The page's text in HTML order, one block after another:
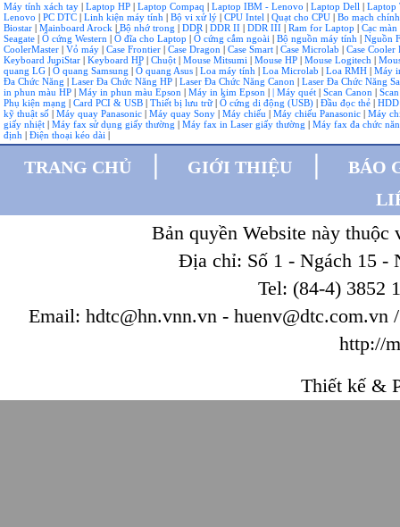
Máy tính xách tay | Laptop HP | Laptop Compaq | Laptop IBM - Lenovo | Laptop Dell | Laptop
Lenovo | PC DTC | Linh kiện máy tính | Bộ vi xử lý | CPU Intel | Quạt cho CPU | Bo mạch
Biostar | Mainboard Arock | Bộ nhớ trong | DDR | DDR II | DDR III | Ram for Laptop | Cạc
Seagate | Ổ cứng Western | Ổ đĩa cho Laptop | Ổ cứng cắm ngoài | Bộ nguồn máy tính | Nguồn
CoolerMaster | Vỏ máy | Case Frontier | Case Dragon | Case Smart | Case Microlab | Case Cooler
Keyboard JupiStar | Keyboard HP | Chuột | Mouse Mitsumi | Mouse HP | Mouse Logitech |
quang LG | Ổ quang Samsung | Ổ quang Asus | Loa máy tính | Loa Microlab | Loa RMH | Máy
Đa Chức Năng | Laser Đa Chức Năng HP | Laser Đa Chức Năng Canon | Laser Đa Chức Năng
in phun màu HP | Máy in phun màu Epson | Máy in kim Epson | | Máy quét | Scan Canon |
Phụ kiện mạng | Card PCI & USB | Thiết bị lưu trữ| Ổ cứng di động (USB) | Đầu đọc thẻ |
kỹ thuật số | Máy quay Panasonic | Máy quay Sony | Máy chiếu | Máy chiếu Panasonic | Máy
giấy nhiệt | Máy fax sử dụng giấy thường | Máy fax in Laser giấy thường | Máy fax đa chức
định | Điện thoại kéo dài |
TRANG CHỦ | GIỚI THIỆU |
BÁO
Bản quyền Website này thuộc
Địa chỉ: Số 1 - Ngách 15 -
Tel: (84-4) 3852
Email: hdtc@hn.vnn.vn -
http://
Thiết kế &